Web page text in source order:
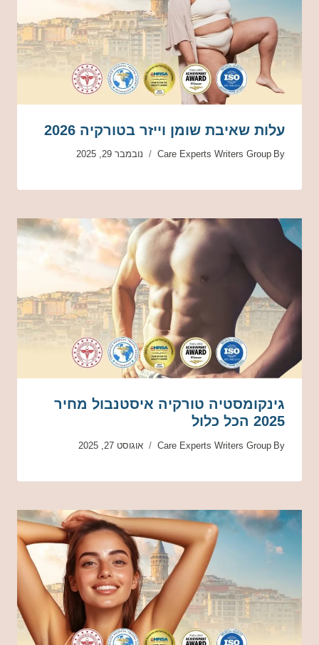
עלות שאיבת שומן וייזר בטורקיה 2026
By
Care Experts Writers Group נובמבר 29, 2025
גינקומסטיה טורקיה איסטנבול מחיר
2025 הכל כלול
By
Care Experts Writers Group אוגוסט 27, 2025